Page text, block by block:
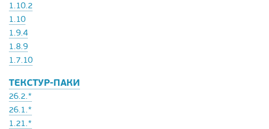
1.10.2
1.10
1.9.4
1.8.9
1.7.10
ТЕКСТУР-ПАКИ
26.2.*
26.1.*
1.21.*